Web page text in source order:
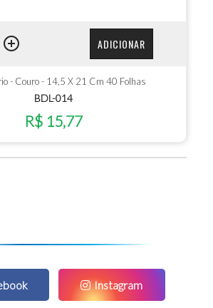
ADICIONAR
- Couro - 14,5 X 21 Cm 40 Folhas
BDL-014
R$ 15,77
Instagram